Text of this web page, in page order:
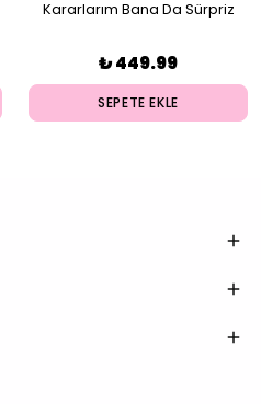
Kararlarım Bana Da Sürpriz
₺ 449.99
SEPETE EKLE